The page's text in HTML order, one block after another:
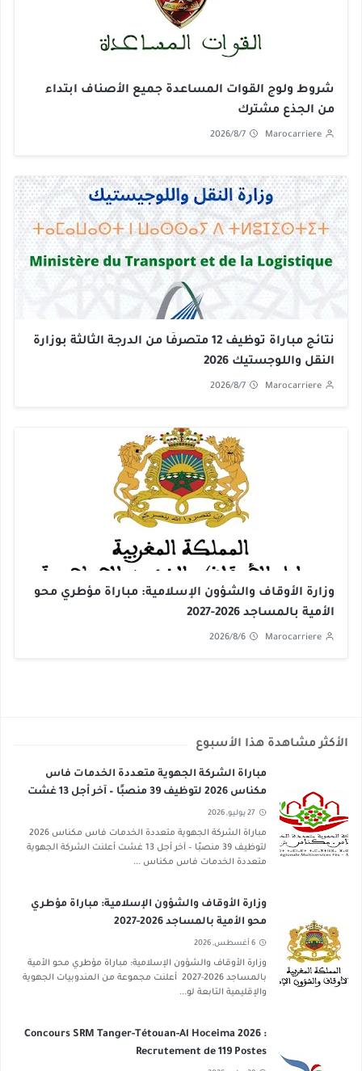
شروط ولوج القوات المساعدة جميع الأصناف ابتداء
من الجذع مشترك
Marocarriere
2026/8/7
نتائج مباراة توظيف 12 متصرفًا من الدرجة الثالثة بوزارة
النقل واللوجستيك 2026
Marocarriere
2026/8/7
وزارة الأوقاف والشؤون الإسلامية: مباراة مؤطري محو
الأمية بالمساجد 2026-2027
Marocarriere
2026/8/6
الأكثر مشاهدة هذا الأسبوع
مباراة الشركة الجهوية متعددة الخدمات فاس
مكناس 2026 لتوظيف 39 منصبًا – آخر أجل 13 غشت
2026
27 يوليو, 2026
مباراة الشركة الجهوية متعددة الخدمات فاس مكناس 2026
لتوظيف 39 منصبًا – آخر أجل 13 غشت أعلنت الشركة الجهوية
متعددة الخدمات فاس مكناس ...
وزارة الأوقاف والشؤون الإسلامية: مباراة مؤطري
محو الأمية بالمساجد 2026-2027
6 أغسطس, 2026
وزارة الأوقاف والشؤون الإسلامية: مباراة مؤطري محو الأمية
بالمساجد 2026-2027 أعلنت مجموعة من المندوبيات الجهوية
والإقليمية التابعة لو...
Concours SRM Tanger-Tétouan-Al Hoceima 2026 :
Recrutement de 119 Postes